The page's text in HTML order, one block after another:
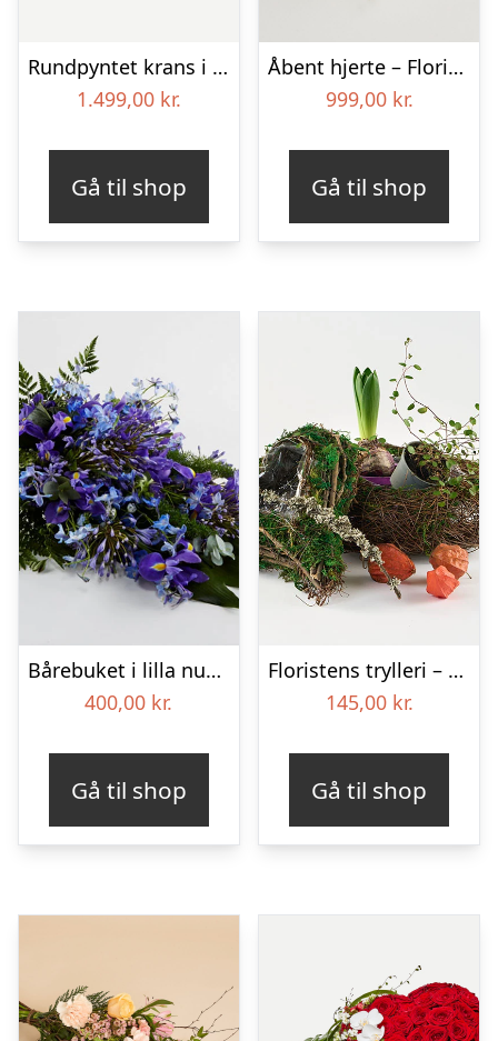
Rundpyntet krans i klassisk stil – pink
1.499,00 kr.
Gå til shop
Åbent hjerte – Floristens kreative valg
999,00 kr.
Gå til shop
Bårebuket i lilla nuancer – Blomster til begravelse
400,00 kr.
Gå til shop
Floristens trylleri – gravpynt – Blomster til begravelse
145,00 kr.
Gå til shop